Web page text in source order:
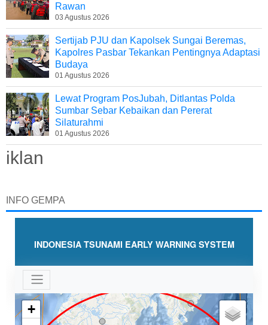
Rawan
03 Agustus 2026
Sertijab PJU dan Kapolsek Sungai Beremas,
Kapolres Pasbar Tekankan Pentingnya Adaptasi
Budaya
01 Agustus 2026
Lewat Program PosJubah, Ditlantas Polda
Sumbar Sebar Kebaikan dan Pererat
Silaturahmi
01 Agustus 2026
iklan
INFO GEMPA